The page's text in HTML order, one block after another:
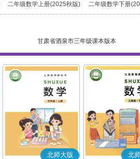
二年级数学上册(2025秋版) 二年级数学下册
甘肃省酒泉市三年级课本版本
北师大版 北